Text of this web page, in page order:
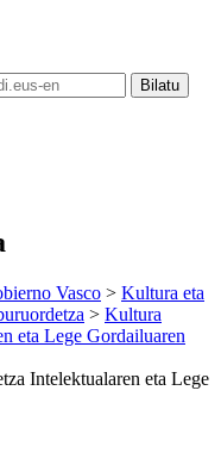
Vasco > Kultura eta
> Kultura
eta Lege Gordailuaren
Intelektualaren eta Lege